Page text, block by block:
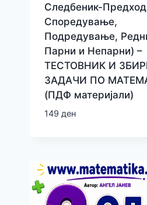
Следбеник-
Споредување,
Подредување,
Парни и Непарни) –
ТЕСТОВНИК И
ЗАДАЧИ ПО
(ПДФ материјали)
149 ден